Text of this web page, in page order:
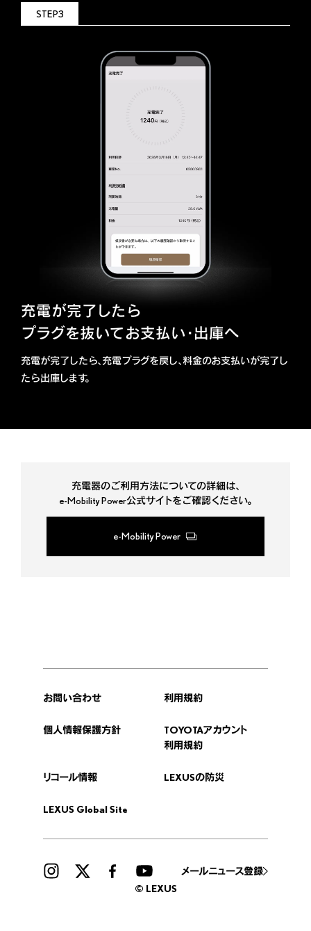
STEP3
充電が完了したら
プラグを抜いてお支払い・出庫へ
充電が完了したら、充電プラグを戻し、料金のお支払いが完了し
たら出庫します。
充電器のご利用方法についての詳細は、
e-Mobility Power公式サイトをご確認ください。
e-Mobility Power
お問い合わせ 利用規約
個人情報保護方針
TOYOTAアカウント
利用規約
リコール情報 LEXUSの防災
LEXUS Global Site
メールニュース登録
© LEXUS